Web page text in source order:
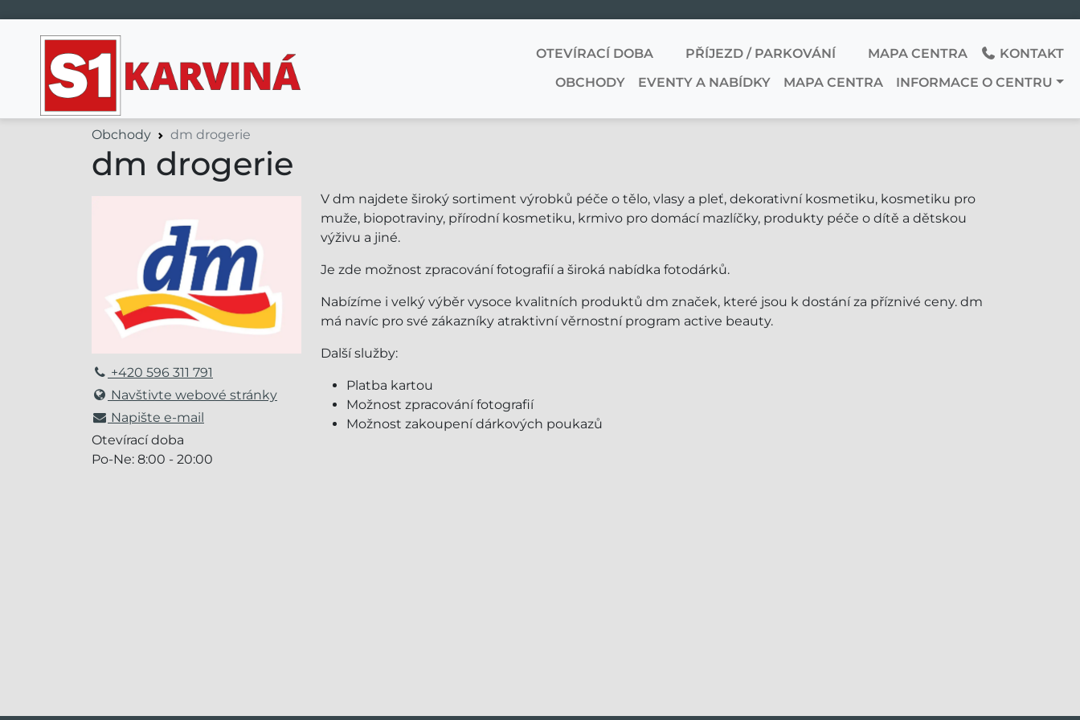
Hlavní navigace
OTEVÍRACÍ DOBA PŘÍJEZD / PARKOVÁNÍ MAPA CENTRA
KONTAKT
OBCHODY
EVENTY A NABÍDKY MAPA CENTRA INFORMACE O CENTRU
Obchody dm drogerie
dm drogerie
+420 596 311 791
Navštivte webové stránky
Napište e-mail
Otevírací doba
Po-Ne: 8:00 - 20:00
V dm najdete široký sortiment výrobků péče o tělo, vlasy a pleť, dekorativní kosmetiku, kosmetiku pro
muže, biopotraviny, přírodní kosmetiku, krmivo pro domácí mazlíčky, produkty péče o dítě a dětskou
výživu a jiné.
Je zde možnost zpracování fotografií a široká nabídka fotodárků.
Nabízíme i velký výběr vysoce kvalitních produktů dm značek, které jsou k dostání za příznivé ceny. dm
má navíc pro své zákazníky atraktivní věrnostní program active beauty.
Další služby:
Platba kartou
Možnost zpracování fotografií
Možnost zakoupení dárkových poukazů